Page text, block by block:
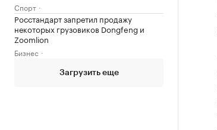
Спорт
Росстандарт запретил продажу
некоторых грузовиков Dongfeng и
Zoomlion
Бизнес
Загрузить еще